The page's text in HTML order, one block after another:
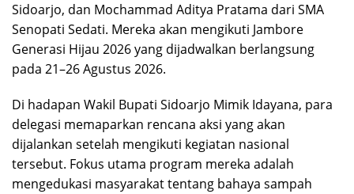
Sidoarjo, dan Mochammad Aditya Pratama dari SMA
Senopati Sedati. Mereka akan mengikuti Jambore
Generasi Hijau 2026 yang dijadwalkan berlangsung
pada 21–26 Agustus 2026.
Di hadapan Wakil Bupati Sidoarjo Mimik Idayana, para
delegasi memaparkan rencana aksi yang akan
dijalankan setelah mengikuti kegiatan nasional
tersebut. Fokus utama program mereka adalah
mengedukasi masyarakat tentang bahaya sampah